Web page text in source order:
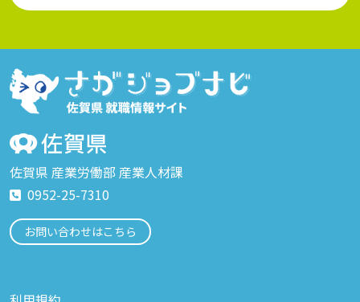
佐賀県 産業労働部 産業人材課
0952-25-7310
お問い合わせはこちら